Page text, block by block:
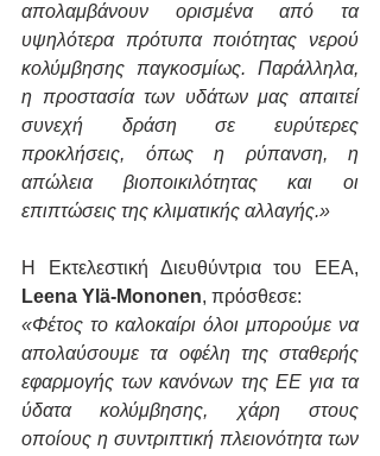
απολαμβάνουν ορισμένα από τα
υψηλότερα πρότυπα ποιότητας νερού
κολύμβησης παγκοσμίως. Παράλληλα,
η προστασία των υδάτων μας απαιτεί
συνεχή δράση σε ευρύτερες
προκλήσεις, όπως η ρύπανση, η
απώλεια βιοποικιλότητας και οι
επιπτώσεις της κλιματικής αλλαγής.»
Leena Ylä-Mononen, πρόσθεσε:
«Φέτος το καλοκαίρι όλοι μπορούμε να
απολαύσουμε τα οφέλη της σταθερής
εφαρμογής των κανόνων της ΕΕ για τα
ύδατα κολύμβησης, χάρη στους
οποίους η συντριπτική πλειονότητα των